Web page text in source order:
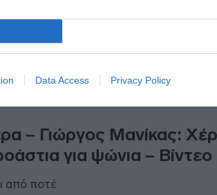
Data Access Privacy Policy
– Γιώργος Μανίκας:
για ψώνια – Βίντεο
από ποτέ